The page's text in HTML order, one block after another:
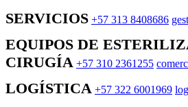
SERVICIOS +57 313 8408686
EQUIPOS DE
CIRUGÍA +57 310 2361255
LOGÍSTICA +57 322 6001969